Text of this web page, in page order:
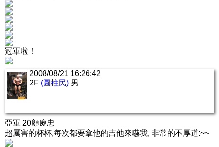
冠軍啦！
2008/08/21 16:26:42
2F (圓柱民) 男
亞軍 20顏慶忠
超厲害的杯杯,每次都要拿他的吉他來嚇我, 非常的不厚道:~~